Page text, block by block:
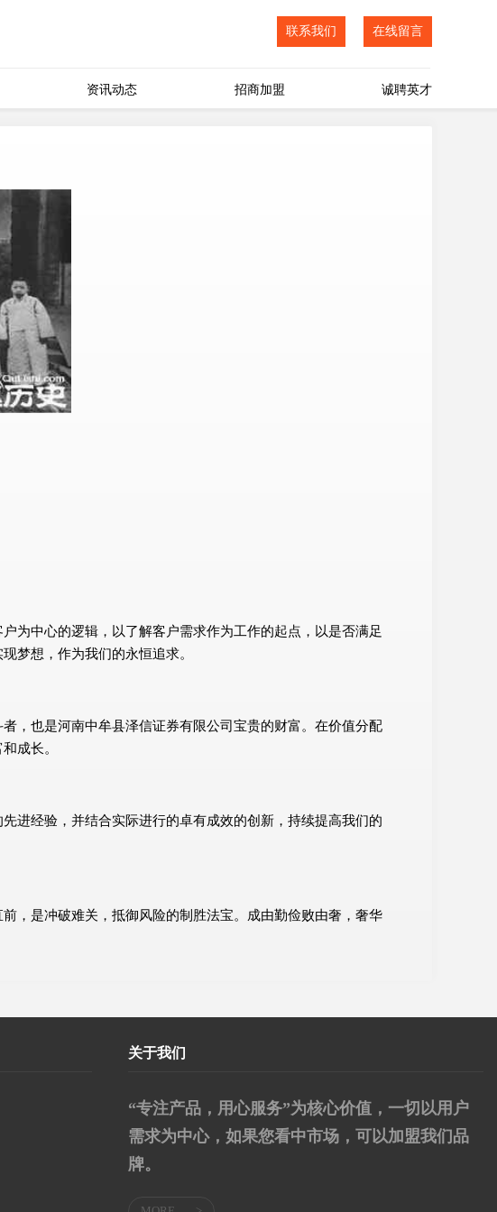
联系我们 在线留言
资讯动态 招商加盟 诚聘英才
为中心的逻辑，以了解客户需求作为工作的起点，以是否满足
梦想，作为我们的永恒追求。
，也是河南中牟县泽信证券有限公司宝贵的财富。在价值分配
成长。
进经验，并结合实际进行的卓有成效的创新，持续提高我们的
，是冲破难关，抵御风险的制胜法宝。成由勤俭败由奢，奢华
关于我们
“专注产品，用心服务”为核心价值，一切以用户
需求为中心，如果您看中市场，可以加盟我们品
牌。